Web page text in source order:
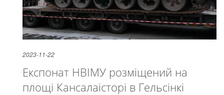
2023-11-22
Експонат НВІМУ розміщений на
площі Кансалаісторі в Гельсінкі